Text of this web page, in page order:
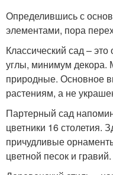
Определившись с
элементами, пора
Классический сад –
углы, минимум декора.
природные. Основное
растениям, а не
Партерный сад
цветники 16 столетия.
причудливые
цветной песок и гравий.